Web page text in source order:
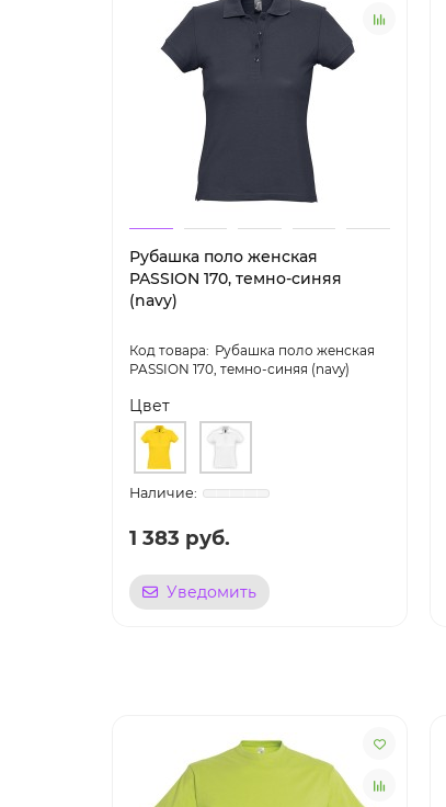
Рубашка поло женская
PASSION 170, темно-синяя
(navy)
Рубашка поло женская
PASSION 170, темно-синяя (navy)
Цвет
1 383 руб.
Уведомить